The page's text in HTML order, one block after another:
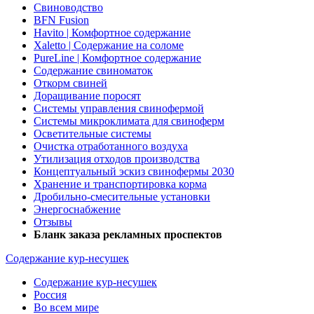
Свиноводство
BFN Fusion
Havito | Комфортное содержание
Xaletto | Содержание на соломе
PureLine | Комфортное содержание
Содержание свиноматок
Откорм свиней
Доращивание поросят
Системы управления свинофермой
Системы микроклимата для свиноферм
Осветительные системы
Очистка отработанного воздуха
Утилизация отходов производства
Концептуальный эскиз свинофермы 2030
Хранение и транспортировка корма
Дробильно-смесительные установки
Энергоснабжение
Отзывы
Бланк заказа рекламных проспектов
Содержание кур-несушек
Содержание кур-несушек
Россия
Во всем мире